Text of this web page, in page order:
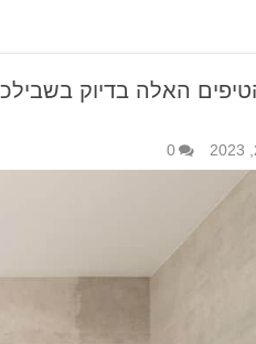
האלה בדיוק
0